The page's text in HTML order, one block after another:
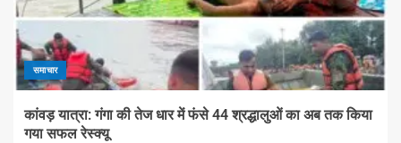
समाचार
कांवड़ यात्रा: गंगा की तेज धार में फंसे 44 श्रद्धालुओं का अब तक किया
गया सफल रेस्क्यू